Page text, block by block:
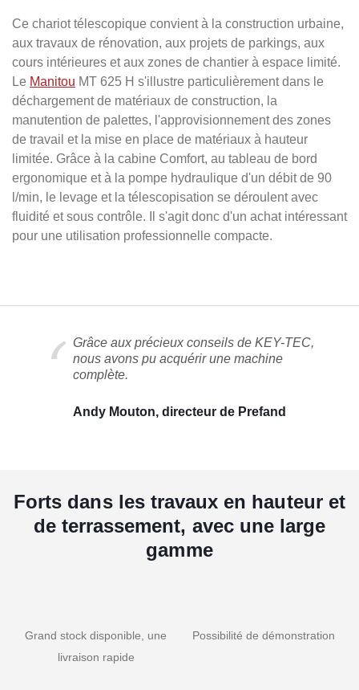
Ce chariot télescopique convient à la construction urbaine,
aux travaux de rénovation, aux projets de parkings, aux
cours intérieures et aux zones de chantier à espace limité.
Le Manitou MT 625 H s'illustre particulièrement dans le
déchargement de matériaux de construction, la
manutention de palettes, l'approvisionnement des zones
de travail et la mise en place de matériaux à hauteur
limitée. Grâce à la cabine Comfort, au tableau de bord
ergonomique et à la pompe hydraulique d'un débit de 90
l/min, le levage et la télescopisation se déroulent avec
fluidité et sous contrôle. Il s'agit donc d'un achat intéressant
pour une utilisation professionnelle compacte.
Grâce aux précieux conseils de KEY-TEC,
nous avons pu acquérir une machine
complète.
Andy Mouton, directeur de Prefand
Forts dans les travaux en hauteur et
de terrassement, avec une large
gamme
Grand stock disponible, une
livraison rapide
Possibilité de démonstration